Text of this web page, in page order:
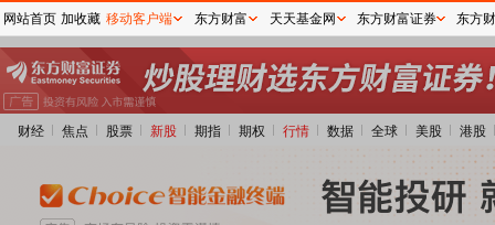
财经 焦点 股票 新股 期指 期权 行情 数据 全球 美股 港股
网站首页 加收藏 移动客户端 东方财富 天天基金网 东方财富证券 东方